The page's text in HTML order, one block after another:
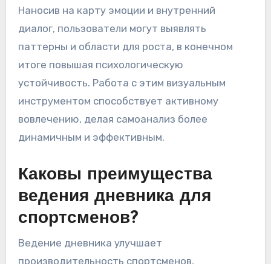
Ментальная карта улучшает самоанализ,
визуально организуя мысли, что улучшает
концентрацию и ясность мышления. Эта
техника позволяет людям разбивать сложные
идеи и связывать различные аспекты их
опыта, способствуя более глубоким инсайтам.
Наносив на карту эмоции и внутренний
диалог, пользователи могут выявлять
итоге повышая психологическую
инструментом способствует активному
вовлечению, делая самоанализ более
динамичным и эффективным.